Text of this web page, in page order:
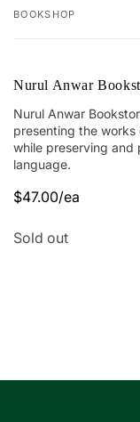
Your
BOOKSHOP
Nurul Anwar
Nurul Anwar
presenting the
while preserving and
language.
$47.00/ea
Quantity
Sold out